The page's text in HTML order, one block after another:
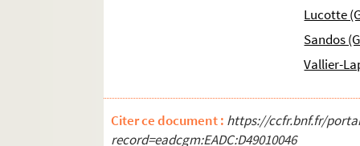
Ms 1654 (1519). « Chorographia Provinciae
Ms 1655 (1520). « Origine et état de l'ordre
Ms 1656 (1521). « Ricordano Malespino »
Ms 1659 (1524). Statuts de l'ordre de Malte
Lucotte
Sandos
Vallier-
Citer ce document : https://ccfr.bnf.fr/
record=eadcgm:EADC:D49010046